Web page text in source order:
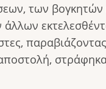
των βογκητών
αποστολή,